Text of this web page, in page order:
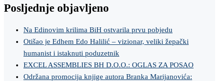
Posljednje objavljeno
Na Edinovim krilima BiH ostvarila prvu pobjedu
Otišao je Edhem Edo Halilić – vizionar, veliki žepački
humanist i istaknuti poduzetnik
EXCEL ASSEMBLIES BH D.O.O.: OGLAS ZA POSAO
Održana promocija knjige autora Branka Marijanovića: